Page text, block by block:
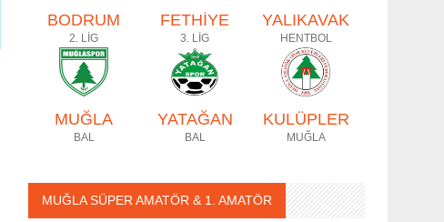
BODRUM
2. LİG
FETHİYE
3. LİG
YALIKAVAK
HENTBOL
MUĞLA
BAL
YATAĞAN
BAL
KULÜPLER
MUĞLA
MUĞLA SÜPER AMATÖR & 1. AMATÖR